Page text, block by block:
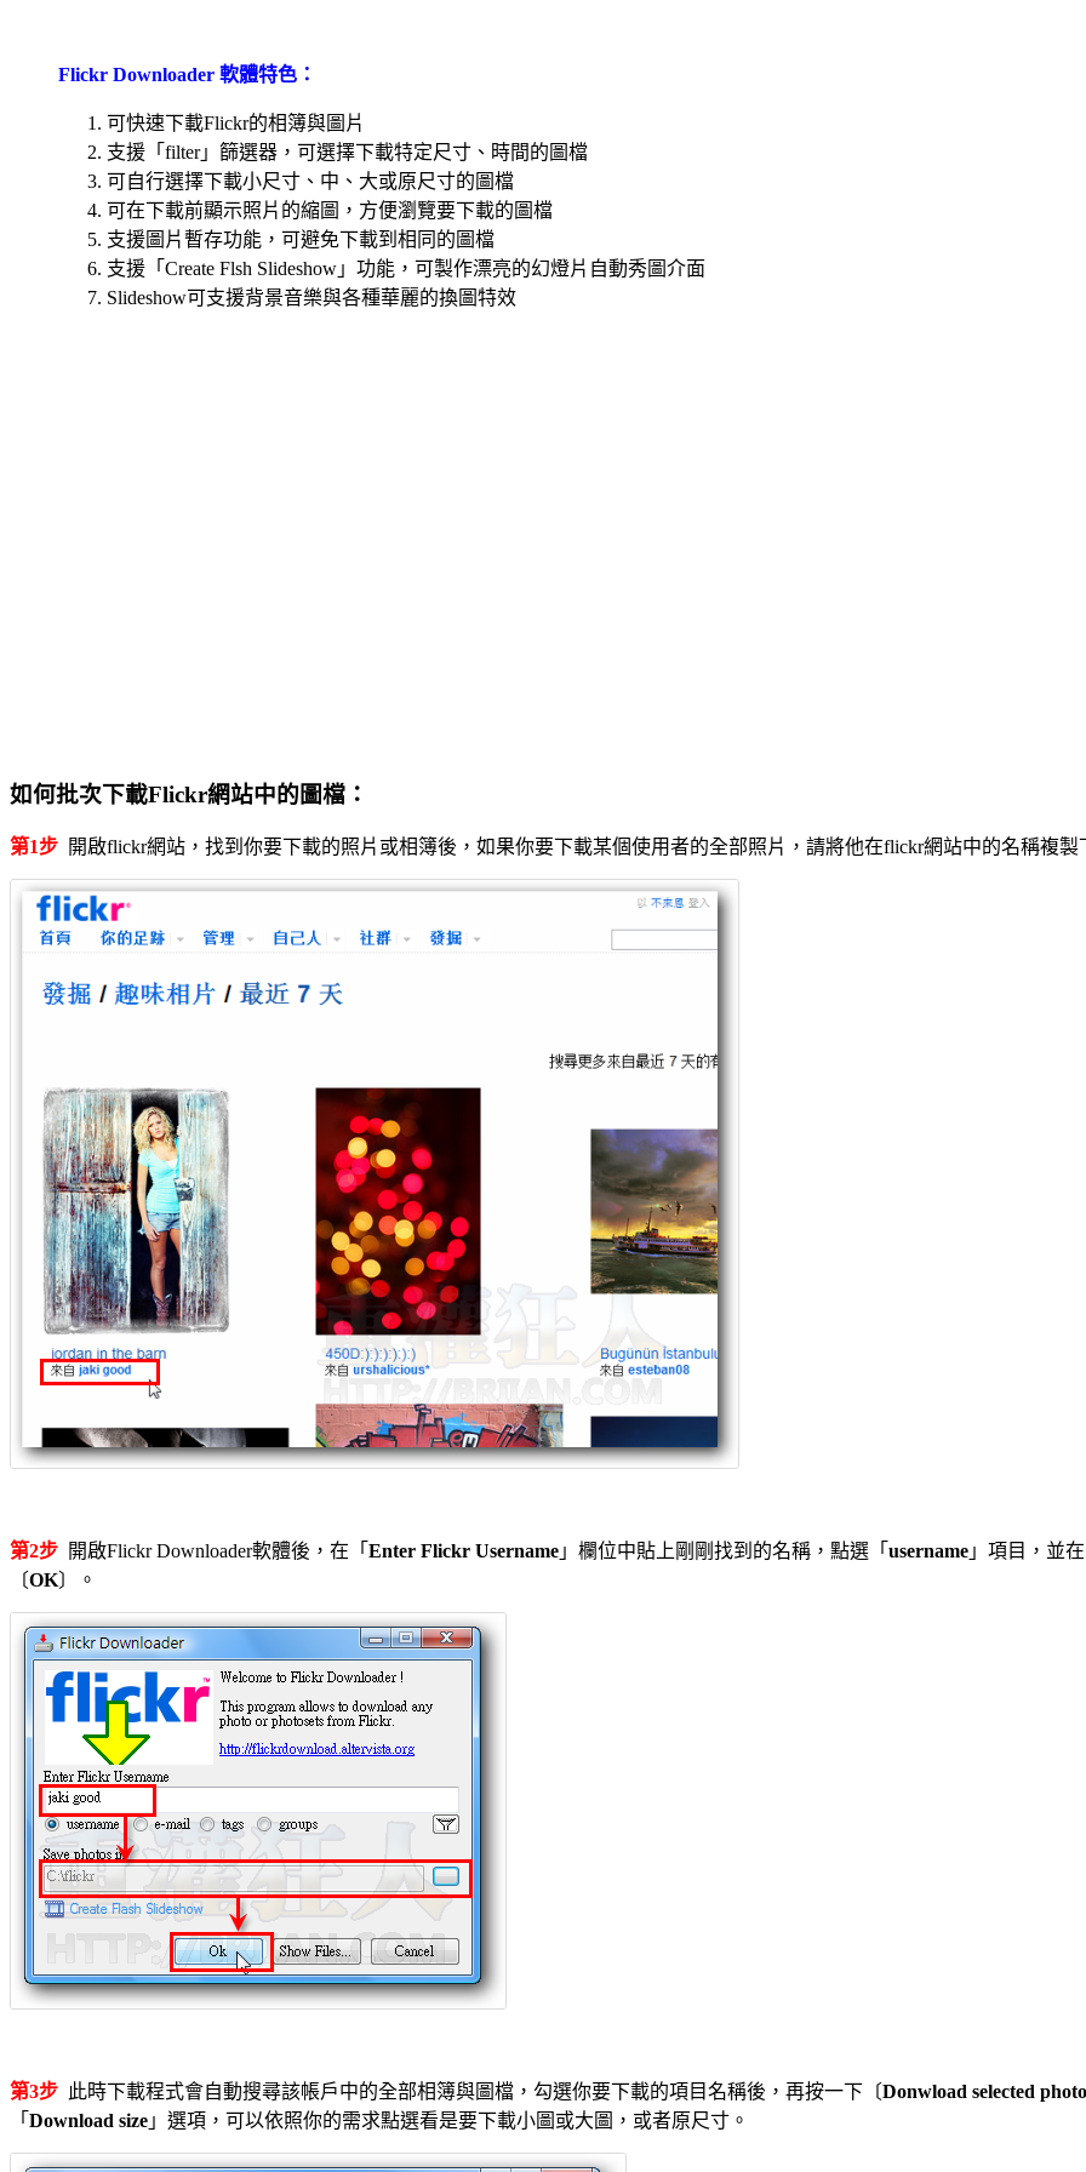
Flickr Downloader 軟體特色：
可快速下載Flickr的相簿與圖片
支援「filter」篩選器，可選擇下載特定尺寸、時間的圖檔
可自行選擇下載小尺寸、中、大或原尺寸的圖檔
可在下載前顯示照片的縮圖，方便瀏覽要下載的圖檔
支援圖片暫存功能，可避免下載到相同的圖檔
支援「Create Flsh Slideshow」功能，可製作漂亮的幻燈片自動秀圖介面
Slideshow可支援背景音樂與各種華麗的換圖特效
如何批次下載Flickr網站中的圖檔：
第1步 開啟flickr網站，找到你要下載的照片或相簿後，如果你要下載某個使用者的全部照片，請將他在flickr網站中的名稱複製
第2步 開啟Flickr Downloader軟體後，在「 Enter Flickr Username 」欄位中貼上剛剛找到的名稱，點選「 username 」項目，並
〔OK〕。
第3步 此時下載程式會自動搜尋該帳戶中的全部相簿與圖檔，勾選你要下載的項目名稱後，再按一下〔Donwload selected
「 Download size 」選項，可以依照你的需求點選看是要下載小圖或大圖，或者原尺寸。